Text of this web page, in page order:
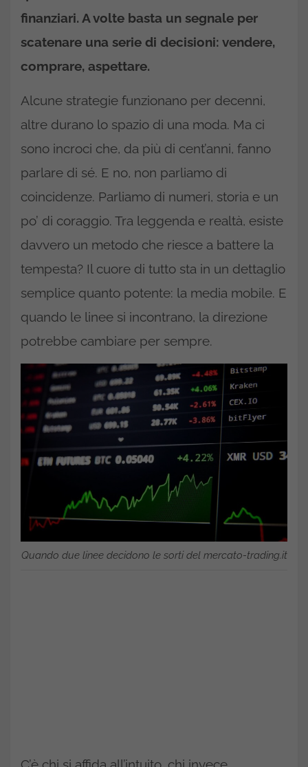
finanziari. A volte basta un segnale per
scatenare una serie di decisioni: vendere,
comprare, aspettare.
Alcune strategie funzionano per decenni,
altre durano lo spazio di una moda. Ma ci
sono incroci che, da più di cent’anni, fanno
parlare di sé. E no, non parliamo di
coincidenze. Parliamo di numeri, storia e un
po’ di coraggio. Tra leggenda e realtà, esiste
davvero un metodo che riesce a battere la
tempesta? Il cuore di tutto sta in un dettaglio
semplice quanto potente: la media mobile. E
quando le linee si incontrano, la direzione
potrebbe cambiare per sempre.
Quando due linee decidono le sorti del mercato-trading.it